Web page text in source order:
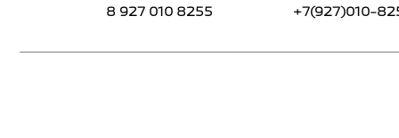
8 927 010 8255
+7(927)010-